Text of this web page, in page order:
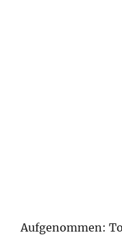
Aufgenommen: